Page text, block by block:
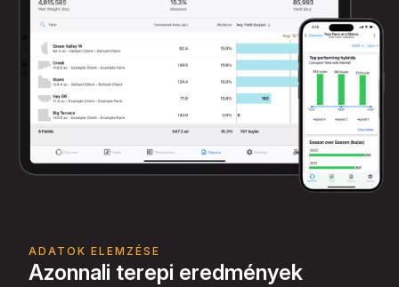
ADATOK ELEMZÉSE
Azonnali terepi eredmények